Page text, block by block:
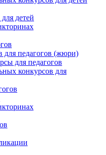
детей
для педагогов (жюри)
для педагогов
конкурсов для